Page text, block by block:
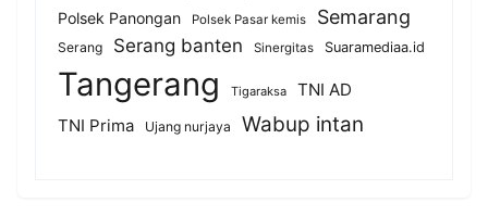
Polsek Panongan Polsek Pasar kemis Semarang
Serang Serang banten Sinergitas Suaramediaa.id
Tangerang Tigaraksa
TNI AD
TNI Prima
Ujang nurjaya Wabup intan